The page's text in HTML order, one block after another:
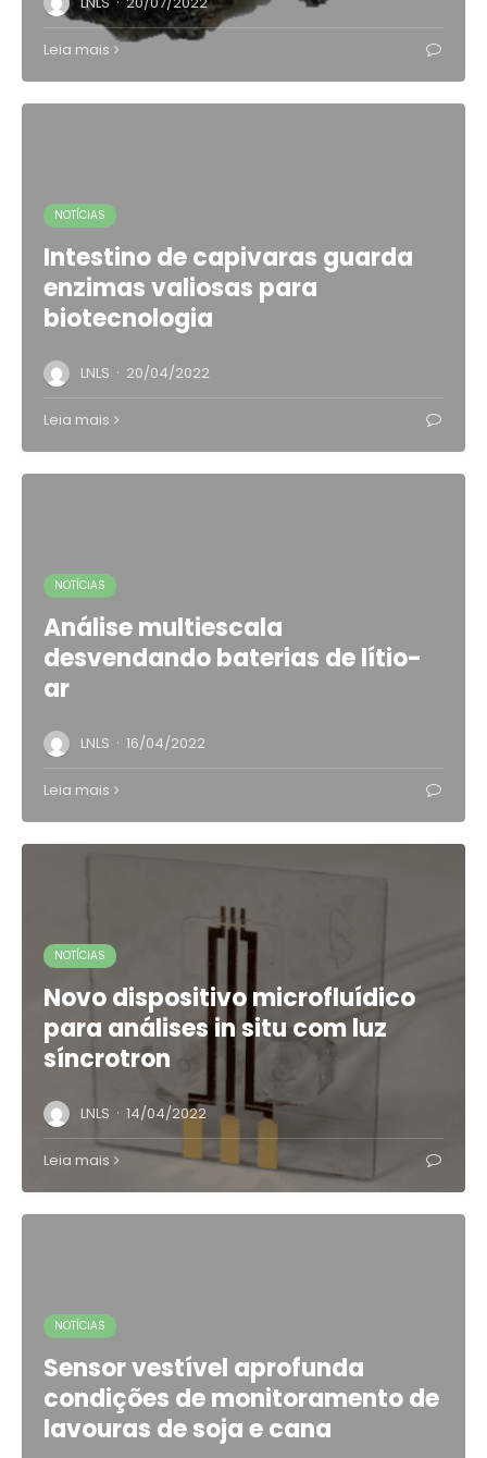
Leia mais
NOTÍCIAS
Intestino de capivaras guarda
enzimas valiosas para
biotecnologia
LNLS · 20/04/2022
Leia mais
NOTÍCIAS
Análise multiescala
desvendando baterias de lítio-
ar
LNLS · 16/04/2022
Leia mais
NOTÍCIAS
Novo dispositivo microfluídico
para análises in situ com luz
síncrotron
LNLS · 14/04/2022
Leia mais
NOTÍCIAS
Sensor vestível aprofunda
condições de monitoramento de
lavouras de soja e cana